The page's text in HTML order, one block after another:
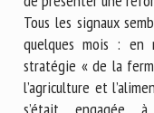
Tous les signaux
quelques mois : en
stratégie « de la
l’agriculture et